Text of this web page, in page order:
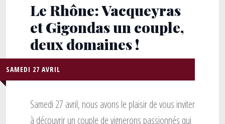
Le Rhône: Vacqueyras
et Gigondas un couple,
deux domaines !
SAMEDI 27 AVRIL
Samedi 27 avril, nous avons le plaisir de vous inviter
à découvrir un couple de vignerons passionnés qui